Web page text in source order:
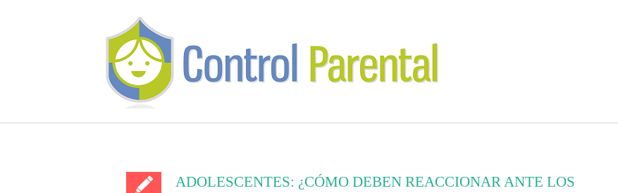
ADOLESCENTES: ¿CÓMO DEBEN REACCIONAR ANTE LOS